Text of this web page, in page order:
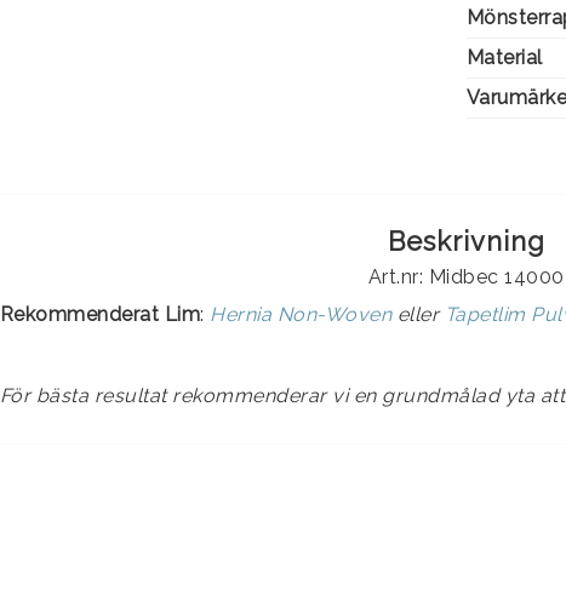
Material
Varumärke
Beskrivning
Art.nr: Midbec 14000
Rekommenderat Lim: Hernia Non-Woveneller Tapetlim
För bästa resultat rekommenderar vi en grundmålad yta